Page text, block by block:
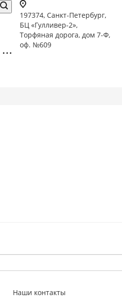
197374, Санкт-Петербург,
БЦ «Гулливер-2»,
Торфяная дорога, дом 7-Ф,
оф. №609
Наши контакты